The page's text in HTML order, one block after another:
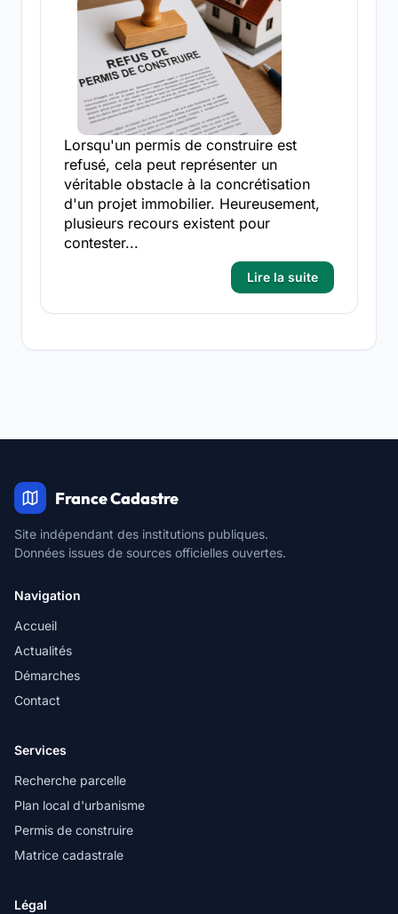
Lorsqu'un permis de construire est
refusé, cela peut représenter un
véritable obstacle à la concrétisation
d'un projet immobilier. Heureusement,
plusieurs recours existent pour
contester...
Lire la suite
France Cadastre
Site indépendant des institutions publiques.
Données issues de sources officielles ouvertes.
Navigation
Accueil
Actualités
Démarches
Contact
Services
Recherche parcelle
Plan local d'urbanisme
Permis de construire
Matrice cadastrale
Légal